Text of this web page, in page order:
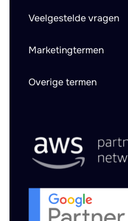
Veelgestelde vragen
Marketingtermen
Overige termen